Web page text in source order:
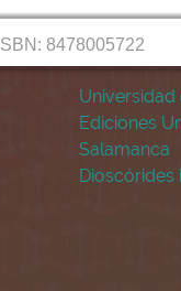
ISBN: 8478005722
Universidad
Ediciones
Salamanca
Dioscórides